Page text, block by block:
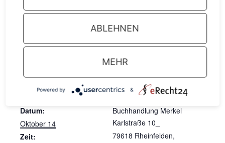
Datum:
Oktober 14
Zeit:
VERANSTALTUNGSORT
Buchhandlung Merkel
Karlstraße 10_
79618 Rheinfelden,
ABLEHNEN
MEHR
Powered by &